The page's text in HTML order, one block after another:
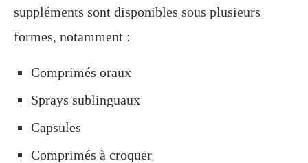
suppléments sont disponibles sous plusieurs
formes, notamment :
Comprimés oraux
Sprays sublinguaux
Capsules
Comprimés à croquer